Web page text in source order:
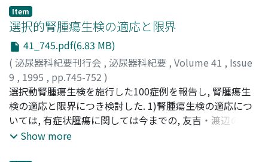
71.4%に, A-V shuntの欠如は48.1%と半分以下に記載があ
るにすぎず, onion peel appearanceにいたっては, わずか
4.9%であった. 2)小腫瘤, 脂肪成分の少ない例などの鑑別
困難例も多く, また腎癌との合併例などの可能性も考慮し,
AMLの画像診断はangiographyをも含め総合的に行うべき
と思われた. 3)経過観察可能の症例は, 明らかに脂肪成分を
認め, 無症状で, 腫瘍の大きさは3cm未満とした方がよい.
4)最近では, 腎摘出術の割合は30%まで低下してきており,
代わって経過観察が増加していた
Item
選択的腎腫瘍生検の適応と限界
41_745.pdf(6.83 MB)
( 泌尿器科紀要刊行会 , 泌尿器科紀要 , Volume 41 , Issue
9 , 1995 , pp.745-752 )
今出, 陽一朗;斉藤, 雅人;Imaide, Yoichiroh;Saitoh,
Masahito
選択動腎腫瘍生検を施行した100症例を報告し, 腎腫瘍生
検の適応と限界につき検討した. 1)腎腫瘍生検の適応につ
いては, 有症状腫瘍に関しては今までの, 友吉・渡辺の適応
基準にて, 特に問題はないものと考えられた.偶発腫瘍に関
Show more